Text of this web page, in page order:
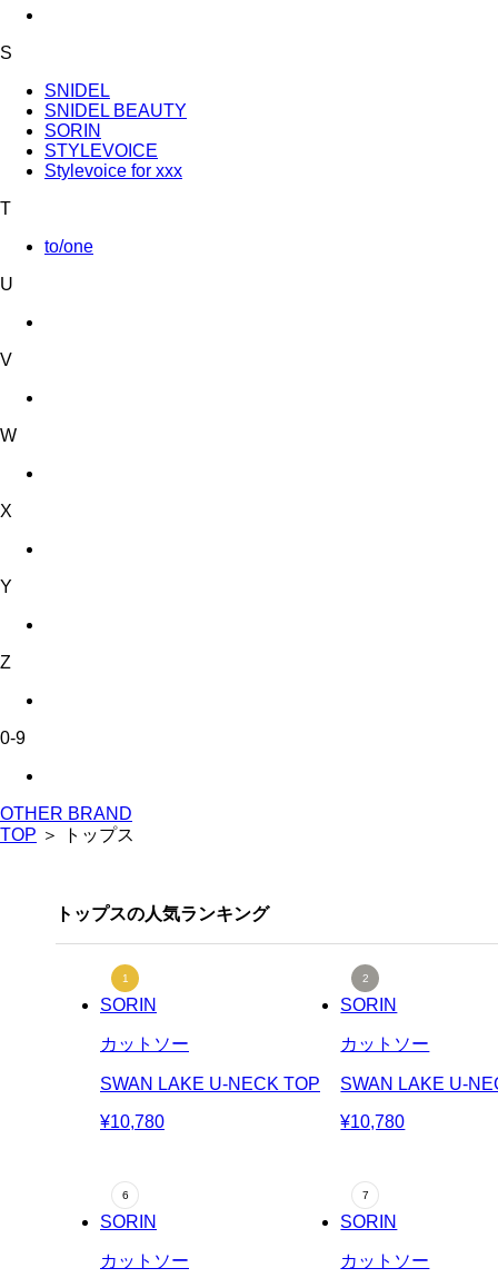
S
SNIDEL
SNIDEL BEAUTY
SORIN
STYLEVOICE
Stylevoice for xxx
T
to/one
U
V
W
X
Y
Z
0-9
OTHER BRAND
TOP ＞ トップス
トップスの人気ランキング
SORIN
カットソー
SWAN LAKE U-NECK TOP
¥10,780
SORIN
カットソー
SWAN LAKE U-
¥10,780
SORIN
カットソー
SORIN
カットソー